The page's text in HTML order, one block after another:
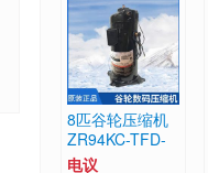
8匹谷轮压缩机
ZR94KC-TFD-
522 ZR94KCE-
电议